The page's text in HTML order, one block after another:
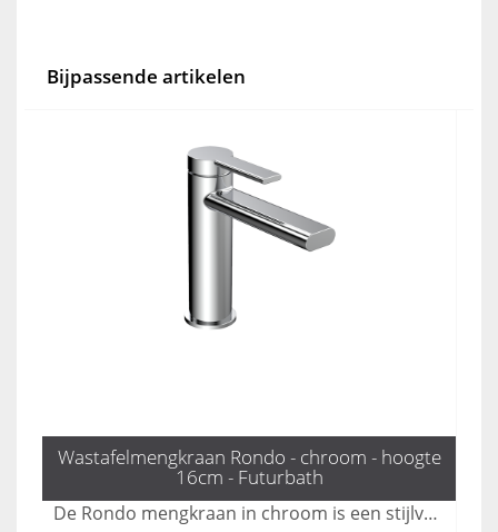
Bijpassende artikelen
Wastafelmengkraan Rondo - chroom - hoogte
16cm - Futurbath
De Rondo mengkraan in chroom is een stijlvolle en tijdloze toevoeging aan elke badkamer. Met een hoogte van 16 cm en een gestroomlijnd ontwerp, is deze kraan ideaal voor moderne wastafels en voegt het een vleugje elegantie toe aan uw sanitair. Upgrade uw badkamer met deze functionele en esthetisch verantwoorde keuze.